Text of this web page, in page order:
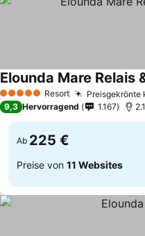
5 Sterne Resort Preisgekrönte
Elounda Mare Relais
9,3 Hervorragend 1.167
Ab 225 €
Preise von 11 Websites